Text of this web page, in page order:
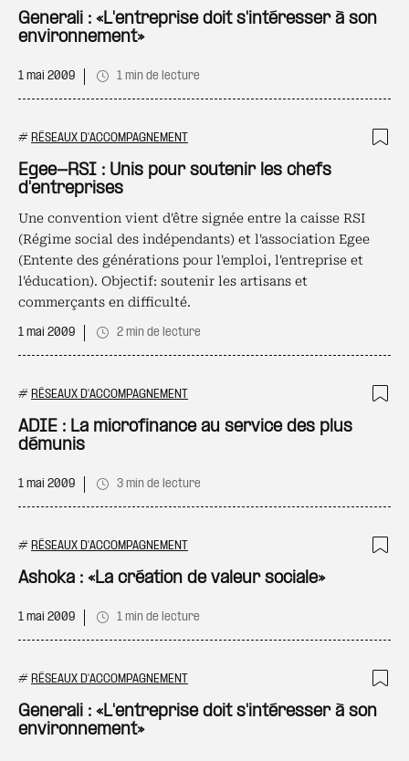
Generali : «L'entreprise doit s'intéresser à son
environnement»
1 mai 2009 1 min de lecture
# RÉSEAUX D'ACCOMPAGNEMENT
Egee-RSI : Unis pour soutenir les chefs
d'entreprises
Une convention vient d'être signée entre la caisse RSI
(Régime social des indépendants) et l'association Egee
(Entente des générations pour l'emploi, l'entreprise et
l'éducation). Objectif: soutenir les artisans et
commerçants en difficulté.
1 mai 2009 2 min de lecture
# RÉSEAUX D'ACCOMPAGNEMENT
ADIE : La microfinance au service des plus
démunis
1 mai 2009 3 min de lecture
# RÉSEAUX D'ACCOMPAGNEMENT
Ashoka : «La création de valeur sociale»
1 mai 2009 1 min de lecture
# RÉSEAUX D'ACCOMPAGNEMENT
Generali : «L'entreprise doit s'intéresser à son
environnement»